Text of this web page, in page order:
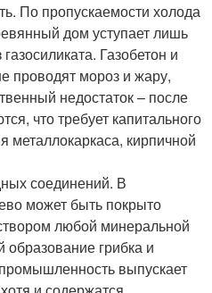
По пропускаемости холода
дом уступает лишь
Газобетон и
проводят мороз и жару,
недостаток – после
что требует капитального
металлокаркаса, кирпичной
соединений. В
может быть покрыто
любой минеральной
грибка и
выпускает